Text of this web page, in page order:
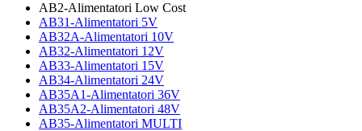
AB2-Alimentatori Low Cost
AB31-Alimentatori 5V
AB32A-Alimentatori 10V
AB32-Alimentatori 12V
AB33-Alimentatori 15V
AB34-Alimentatori 24V
AB35A1-Alimentatori 36V
AB35A2-Alimentatori 48V
AB35-Alimentatori MULTI